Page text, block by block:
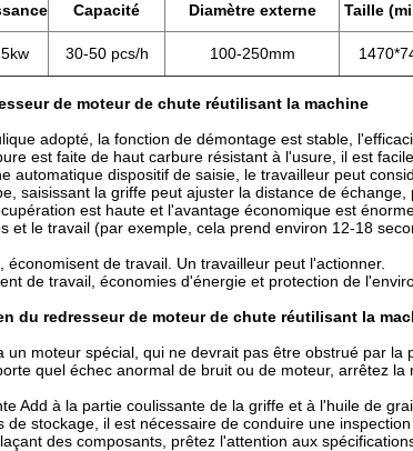
Capacité Diamètre externe Taille
30-50 pcs/h 100-250mm
de moteur de chute réutilisant la machine
adopté, la fonction de démontage est stable,
est faite de haut carbure résistant à l'usure, il est
automatique dispositif de saisie, le travailleur peut
saisissant la griffe peut ajuster la distance de
est haute et l'avantage économique est
et le travail (par exemple, cela prend environ 12-18
économisent de travail. Un travailleur peut l'actionner.
de travail, économies d'énergie et protection de
du redresseur de moteur de chute réutilisant la
un moteur spécial, qui ne devrait pas être obstrué par
quel échec anormal de bruit ou de moteur, arrêtez
Add à la partie coulissante de la griffe et à l'huile de
de stockage, il est nécessaire de conduire une
des composants, prêtez l'attention aux